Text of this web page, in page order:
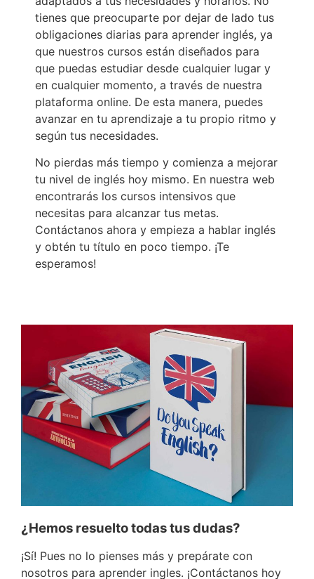
tienes que preocuparte por dejar de lado tus
obligaciones diarias para aprender inglés, ya
que nuestros cursos están diseñados para
que puedas estudiar desde cualquier lugar y
en cualquier momento, a través de nuestra
plataforma online. De esta manera, puedes
avanzar en tu aprendizaje a tu propio ritmo y
según tus necesidades.
No pierdas más tiempo y comienza a mejorar
tu nivel de inglés hoy mismo. En nuestra web
encontrarás los cursos intensivos que
necesitas para alcanzar tus metas.
Contáctanos ahora y empieza a hablar inglés
y obtén tu título en poco tiempo. ¡Te
esperamos!
¿Hemos resuelto todas tus dudas?
¡Sí! Pues no lo pienses más y prepárate con
nosotros para aprender ingles. ¡Contáctanos hoy